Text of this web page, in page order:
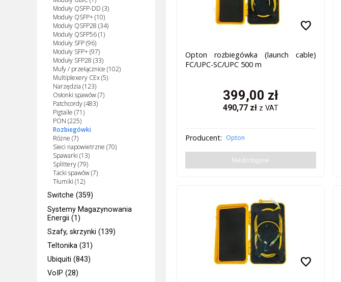
Moduły QSFP-DD (3)
Moduły QSFP+ (10)
Moduły QSFP28 (34)
Moduły QSFP56 (1)
Moduły SFP (96)
Moduły SFP+ (97)
Moduły SFP28 (33)
Mufy / przełącznice (102)
Multiplexery CEx (5)
Narzędzia (123)
Osłonki spawów (7)
Patchcordy (483)
Pigtaile (71)
PON (225)
Rozbiegówki
Różne (7)
Sieci napowietrzne (70)
Spawarki (13)
Splittery (79)
Tacki spawów (7)
Tłumiki (12)
Switche (359)
Systemy Magazynowania
Energii (1)
Szafy, skrzynki (139)
Teltonika (31)
Ubiquiti (843)
VoIP (28)
favorite
Opton rozbiegówka (launch cable)
FC/UPC-SC/UPC 500 m
399,00 zł
490,77zł z VAT
Producent: Opton
Niedostępne
favorite